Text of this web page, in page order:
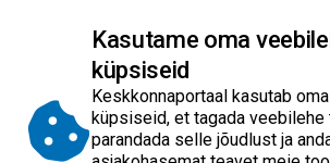
KESKKONNAPORTAAL |
LOODUSKAITSE
Kasutame oma
küpsiseid
Keskkonnaportaal kasutab
küpsiseid, et tagada veebilehe
parandada selle jõudlust ja